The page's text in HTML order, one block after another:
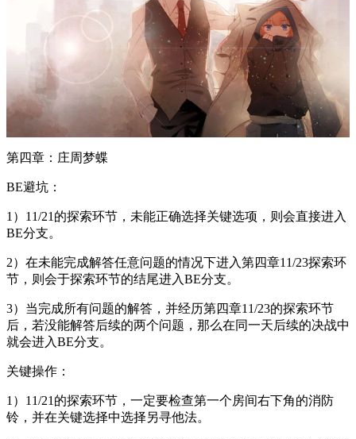
第四章：庄周梦蝶
BE避坑：
1）11/21的探索环节，未能正确选择关键选项，则会直接进入
BE分支。
2）在未能完成解答任意问题的情况下进入第四章11/23探索环
节，则会于探索环节的结尾进入BE分支。
3）当完成所有问题的解答，并经历第四章11/23的探索环节
后，若没能解答后续的两个问题，那么在同一天后续的决战中
就会进入BE分支。
关键操作：
1）11/21的探索环节，一定要检查第一个房间右下角的消防
铃，并在关键选择中选择另寻他法。